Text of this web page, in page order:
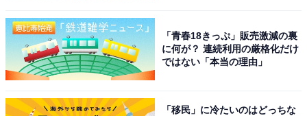
※回答者からのコメントは原文ママです
ください
「青春18きっぷ」販売激減の裏
に何が？ 連続利用の厳格化だけ
ではない「本当の理由」
「移民」に冷たいのはどっちな